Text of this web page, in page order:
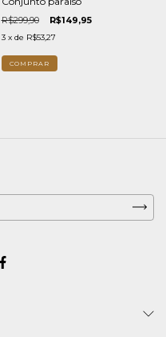
R$299,90 R$149,95
3 x de R$53,27
COMPRAR